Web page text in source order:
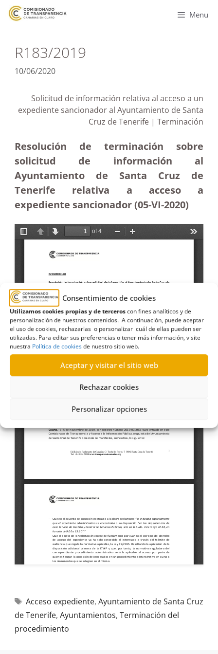
Consentimiento de cookies
Utilizamos cookies propias y de terceroscon fines analíticos y de
personalización de nuestros contenidos. A continuación, puede aceptar
el uso de cookies, rechazarlas o personalizar cuál de ellas pueden ser
utilizadas. Para editar sus preferencias o tener más información, visite
nuestra Política de cookiesde nuestro sitio web.
Aceptar y visitar el sitio web
Rechazar cookies
Personalizar opciones
Menu
R183/2019
10/06/2020
Solicitud de información relativa al acceso a un
expediente sancionador al Ayuntamiento de Santa
Cruz de Tenerife | Terminación
Resolución de terminación sobre
solicitud de información al
Ayuntamiento de Santa Cruz de
Tenerife relativa a acceso a
expediente sancionador (05-VI-2020)
Acceso expediente, Ayuntamiento de Santa Cruz
de Tenerife, Ayuntamientos, Terminación del
procedimiento